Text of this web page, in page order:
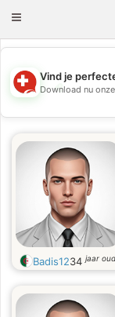
Toggle
💖
Vind je
Download nu
Badis1234jaar oud